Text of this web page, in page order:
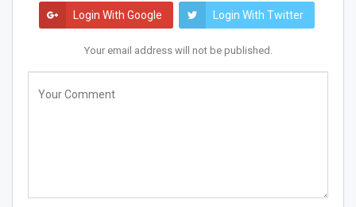
Login With Google Login With Twitter
Your email address will not be published.